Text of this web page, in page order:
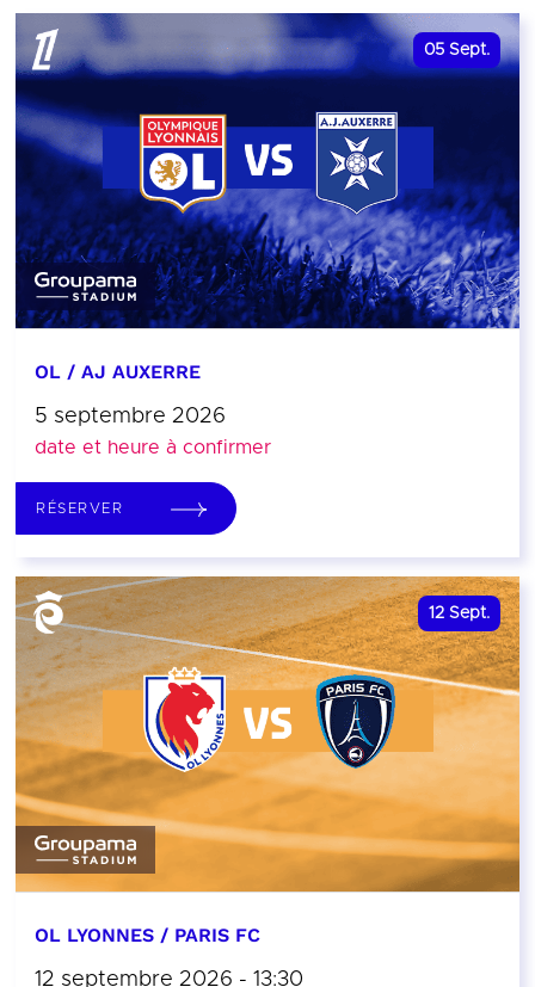
05 Sept.
OL / AJ AUXERRE
5 septembre 2026
date et heure à confirmer
RÉSERVER
12 Sept.
OL LYONNES / PARIS FC
12 septembre 2026 - 13:30